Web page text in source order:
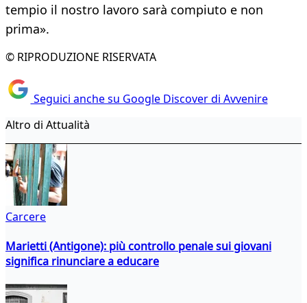
tempio il nostro lavoro sarà compiuto e non
prima».
© RIPRODUZIONE RISERVATA
Seguici anche su Google Discover di Avvenire
Altro di Attualità
Carcere
Marietti (Antigone): più controllo penale sui giovani
significa rinunciare a educare